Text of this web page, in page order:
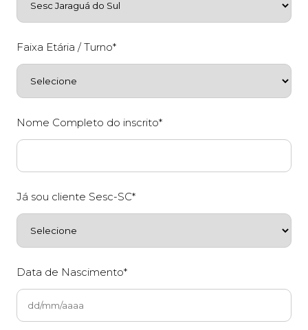
Faixa Etária / Turno*
Nome Completo do inscrito*
Já sou cliente Sesc-SC*
Data de Nascimento*